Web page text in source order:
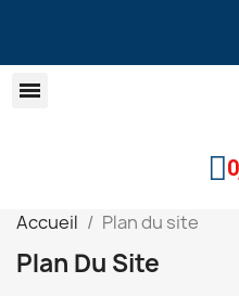
Accueil Plan du site
Plan Du Site